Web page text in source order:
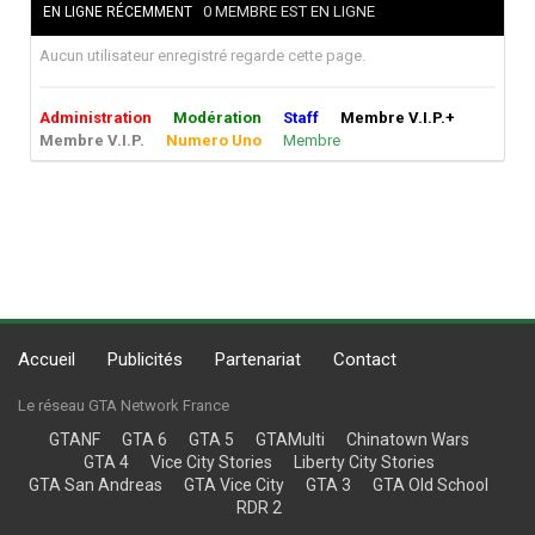
EN LIGNE RÉCEMMENT 0 MEMBRE EST EN LIGNE
Aucun utilisateur enregistré regarde cette page.
Administration Modération Staff
Membre V.I.P.+
Membre V.I.P.
Numero Uno Membre
Accueil Publicités Partenariat Contact
Le réseau GTA Network France
GTANF GTA 6 GTA 5 GTAMulti
Chinatown Wars
GTA 4
Vice City Stories
Liberty City Stories
GTA San Andreas
GTA Vice City GTA 3
GTA Old School
RDR 2